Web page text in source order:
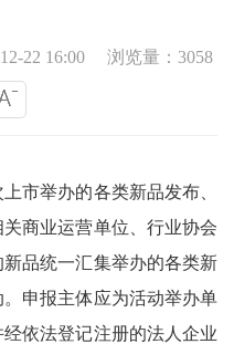
22 16:00 浏览量：3058
市举办的各类新品发布、
商业运营单位、行业协会
品统一汇集举办的各类新
申报主体应为活动举办单
依法登记注册的法人企业